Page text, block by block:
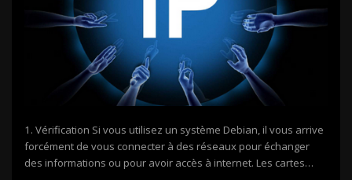
1. Vérification Si vous utilisez un système Debian, il vous arrive
forcément de vous connecter à des réseaux pour échanger
des informations ou pour avoir accès à internet. Les cartes…